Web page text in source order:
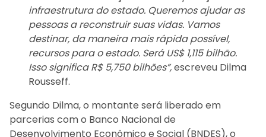
infraestrutura do estado. Queremos ajudar as
pessoas a reconstruir suas vidas. Vamos
destinar, da maneira mais rápida possível,
recursos para o estado. Será US$ 1,115 bilhão.
Isso significa R$ 5,750 bilhões”,escreveu Dilma
Rousseff.
Segundo Dilma, o montante será liberado em
parcerias com o Banco Nacional de
Desenvolvimento Econômico e Social (BNDES), o